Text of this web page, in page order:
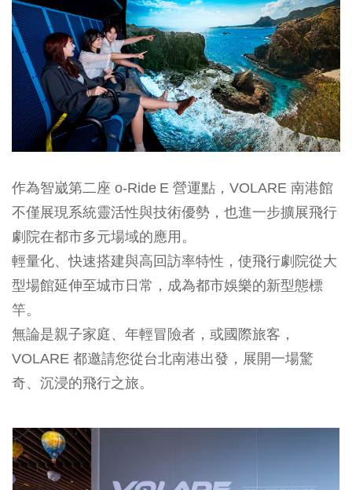
作為智崴第二座 o‑Ride E 營運點， VOLARE 南港館
不僅展現系統靈活性與技術優勢，也進一步擴展飛行
劇院在都市多元場域的應用。
輕量化、快速搭建與高回訪率特性，使飛行劇院從大
型場館延伸至城市日常，成為都市娛樂的新型態標
竿。
無論是親子家庭、年輕冒險者，或國際旅客，
VOLARE 都邀請您從台北南港出發，展開一場驚
奇、沉浸的飛行之旅。